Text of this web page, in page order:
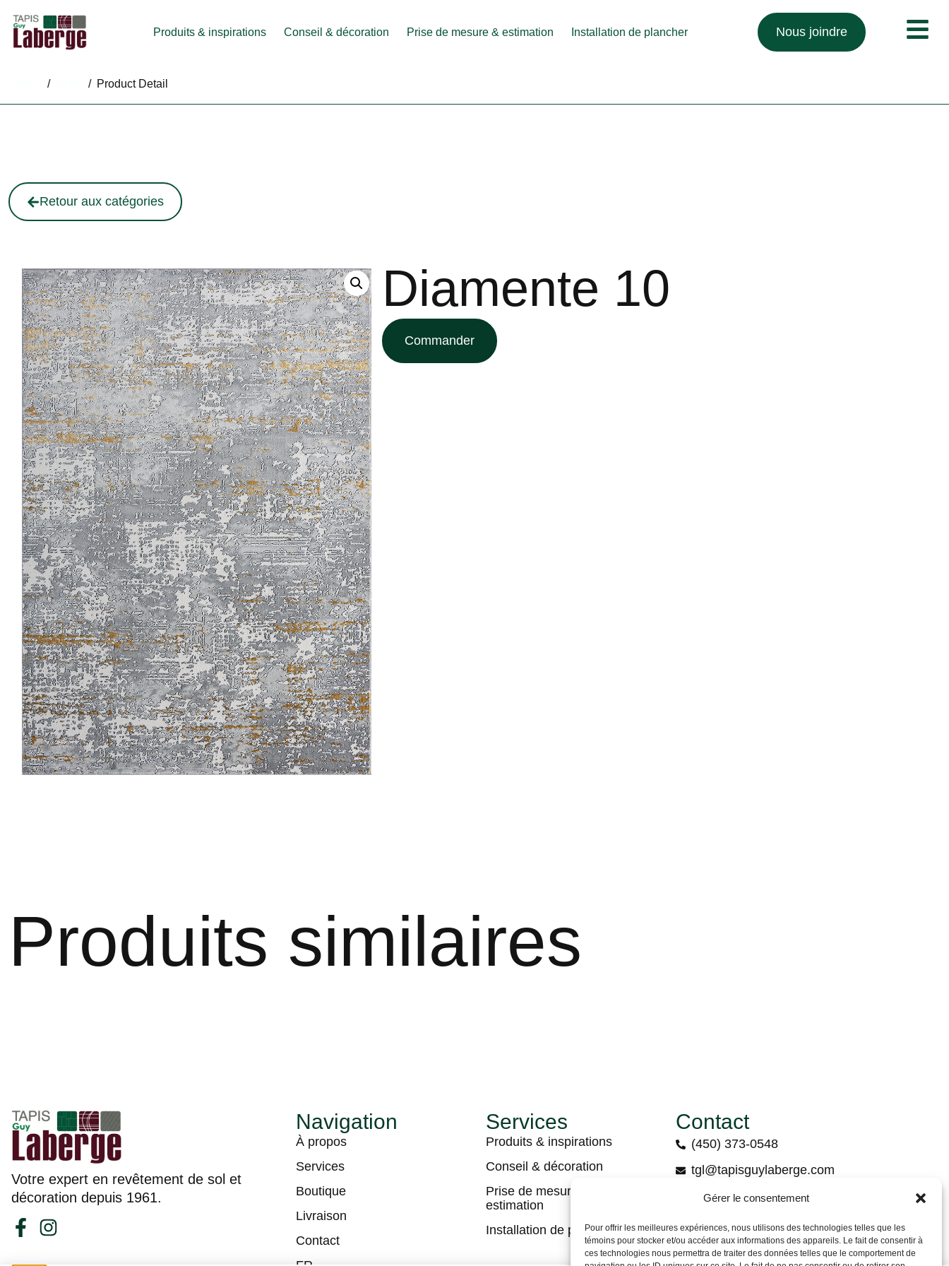
Gérer le consentement
Pour offrir les meilleures expériences, nous utilisons des technologies telles que les
témoins pour stocker et/ou accéder aux informations des appareils. Le fait de consentir à
ces technologies nous permettra de traiter des données telles que le comportement de
Produits & inspirations Conseil & décoration Prise de mesure & estimation Installation de plancher Nous joindre
/ / Product Detail
Retour aux catégories
Diamente 10
Commander
Produits similaires
Votre expert en revêtement de sol et
décoration depuis 1961.
Navigation
À propos
Services
Boutique
Livraison
Contact
Services
Produits & inspirations
Conseil & décoration
Prise de mesures &
estimation
Installation de plancher
Contact
(450) 373-0548
tgl@tapisguylaberge.com
3275 Bd Monseigneur-Langlois, Salaberry-